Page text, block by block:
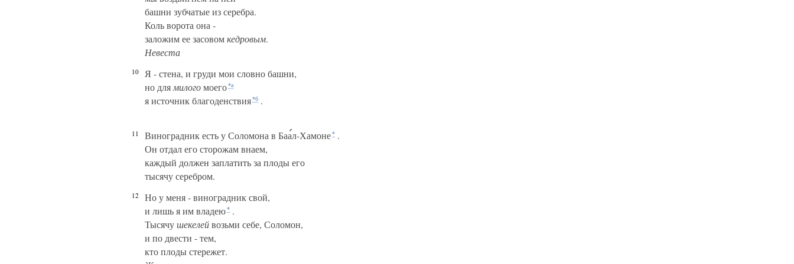
башни зубчатые из серебра.
Коль ворота она -
заложим ее засовомкедровым.
Невеста
10
Я - стена, и груди мои словно башни,
но для милогомоего*а
я источник благоденствия*б .
11 Виноградник есть у Соломона в Баал-Хамоне* .
Он отдал его сторожам внаем,
каждый должен заплатить за плоды его
тысячу серебром.
12
Но у меня - виноградник свой,
и лишь я им владею* .
Тысячушекелейвозьми себе, Соломон,
и по двести - тем,
кто плоды стережет.